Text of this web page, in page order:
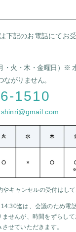
下記のお電話にてお
火・木・金曜日）
※
がりません。
1510
キャンセルの受付はして
迄は、会議のため電
せんが、時間をずらし
せていただきます。